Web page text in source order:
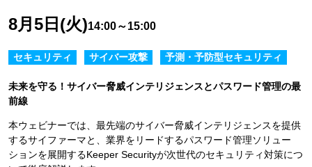
8月5日(火)14:00～15:00
セキュリティ サイバー攻撃 予測・予防型セキュリティ
未来を守る！サイバー脅威インテリジェンスとパスワード管理の最
前線
本ウェビナーでは、最先端のサイバー脅威インテリジェンスを提供
するサイファーマと、業界をリードするパスワード管理ソリュー
ションを展開するKeeper Securityが次世代のセキュリティ対策につ